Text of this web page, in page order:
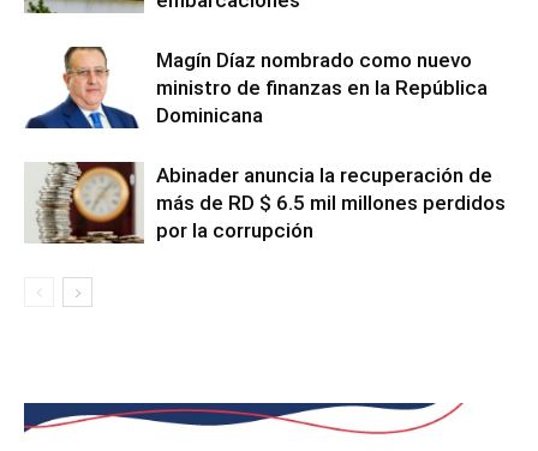
Magín Díaz nombrado como nuevo
ministro de finanzas en la República
Dominicana
Abinader anuncia la recuperación de
más de RD $ 6.5 mil millones perdidos
por la corrupción